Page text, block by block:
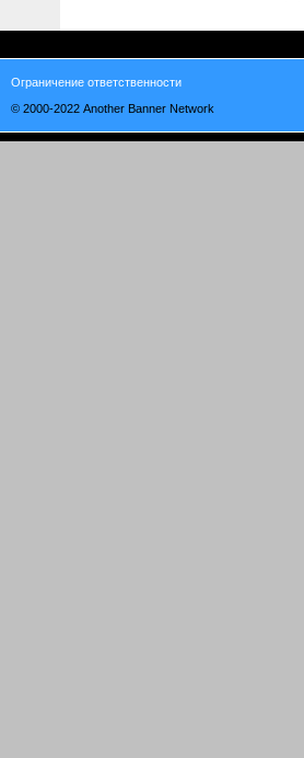
Ограничение ответственности
© 2000-2022 Another Banner Network